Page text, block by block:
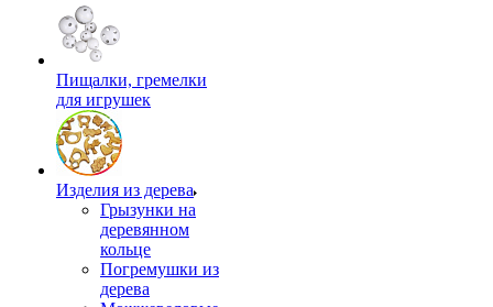
Пищалки, гремелки
для игрушек
Изделия из дерева
Грызунки на
деревянном
кольце
Погремушки из
дерева